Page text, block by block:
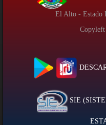
El Alto - Estado
SIE